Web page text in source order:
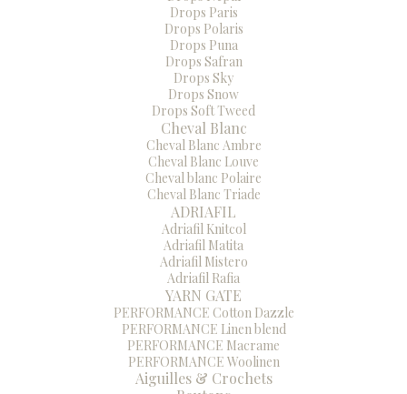
Drops Paris
Drops Polaris
Drops Puna
Drops Safran
Drops Sky
Drops Snow
Drops Soft Tweed
Cheval Blanc
Cheval Blanc Ambre
Cheval Blanc Louve
Cheval blanc Polaire
Cheval Blanc Triade
ADRIAFIL
Adriafil Knitcol
Adriafil Matita
Adriafil Mistero
Adriafil Rafia
YARN GATE
PERFORMANCE Cotton Dazzle
PERFORMANCE Linen blend
PERFORMANCE Macrame
PERFORMANCE Woolinen
Aiguilles & Crochets